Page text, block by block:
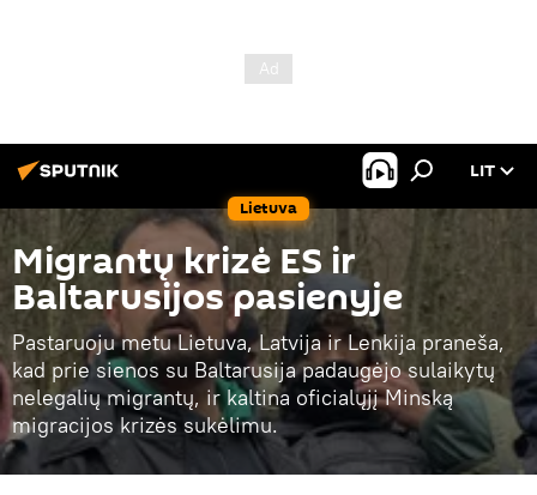
Lietuva
LIT
Migrantų krizė ES ir
Baltarusijos pasienyje
Pastaruoju metu Lietuva, Latvija ir Lenkija praneša,
kad prie sienos su Baltarusija padaugėjo sulaikytų
nelegalių migrantų, ir kaltina oficialųjį Minską
migracijos krizės sukėlimu.